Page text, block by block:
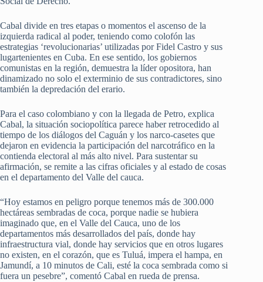
Cabal divide en tres etapas o momentos el ascenso de la
izquierda radical al poder, teniendo como colofón las
estrategias ‘revolucionarias’ utilizadas por Fidel Castro y sus
lugartenientes en Cuba. En ese sentido, los gobiernos
comunistas en la región, demuestra la líder opositora, han
dinamizado no solo el exterminio de sus contradictores, sino
también la depredación del erario.
Para el caso colombiano y con la llegada de Petro, explica
Cabal, la situación sociopolítica parece haber retrocedido al
tiempo de los diálogos del Caguán y los narco-casetes que
dejaron en evidencia la participación del narcotráfico en la
contienda electoral al más alto nivel. Para sustentar su
afirmación, se remite a las cifras oficiales y al estado de cosas
en el departamento del Valle del cauca.
“Hoy estamos en peligro porque tenemos más de 300.000
hectáreas sembradas de coca, porque nadie se hubiera
imaginado que, en el Valle del Cauca, uno de los
departamentos más desarrollados del país, donde hay
infraestructura vial, donde hay servicios que en otros lugares
no existen, en el corazón, que es Tuluá, impera el hampa, en
Jamundí, a 10 minutos de Cali, esté la coca sembrada como si
fuera un pesebre”, comentó Cabal en rueda de prensa.